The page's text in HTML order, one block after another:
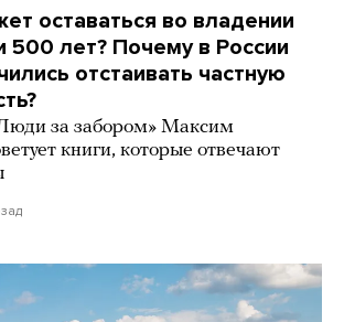
оставаться во владении
500 лет? Почему в России
отстаивать частную
за забором» Максим
книги, которые отвечают